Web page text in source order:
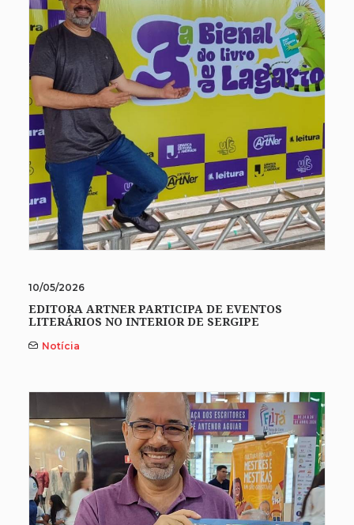
10/05/2026
EDITORA ARTNER PARTICIPA DE EVENTOS
LITERÁRIOS NO INTERIOR DE SERGIPE
Notícia